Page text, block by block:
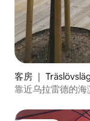
客房 ｜
靠近乌拉雷德的海